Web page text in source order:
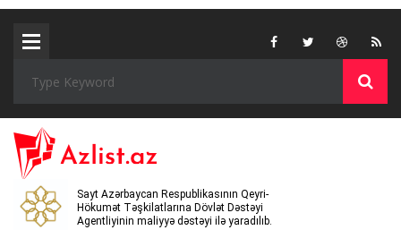
Sayt Azərbaycan Respublikasının Qeyri-
Hökumət Təşkilatlarına Dövlət Dəstəyi
Agentliyinin maliyyə dəstəyi ilə yaradılıb.